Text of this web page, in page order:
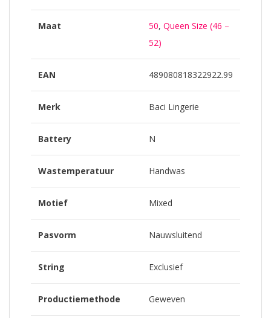
Maat 50, Queen Size (46 –
52)
EAN 489080818322922.99
Merk Baci Lingerie
Battery N
Wastemperatuur Handwas
Motief Mixed
Pasvorm Nauwsluitend
String Exclusief
Productiemethode Geweven